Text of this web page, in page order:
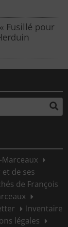
Fusillé pour
Marceaux
et de ses
de François
Inventaire
légales